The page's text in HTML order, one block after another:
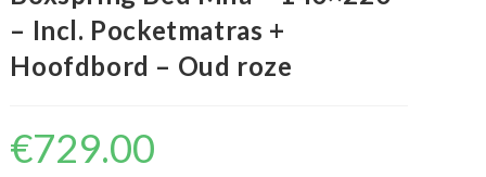
– Incl. Pocketmatras +
Hoofdbord – Oud roze
€729.00